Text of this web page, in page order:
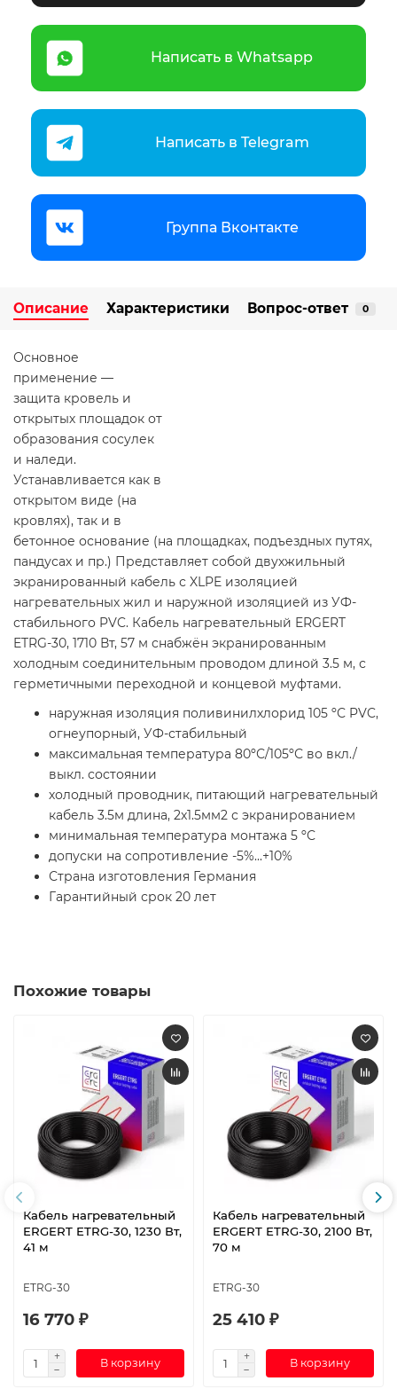
Написать в Whatsapp
Написать в Telegram
Группа Вконтакте
Описание Характеристики Вопрос-ответ 0
Основное
применение —
защита кровель и
открытых площадок от
образования сосулек
и наледи.
Устанавливается как в
открытом виде (на
кровлях), так и в
бетонное основание (на площадках, подъездных путях,
пандусах и пр.) Представляет собой двухжильный
экранированный кабель с XLPE изоляцией
нагревательных жил и наружной изоляцией из УФ-
стабильного PVC. Кабель нагревательный ERGERT
ETRG-30, 1710 Вт, 57 м снабжён экранированным
холодным соединительным проводом длиной 3.5 м, с
герметичными переходной и концевой муфтами.
наружная изоляция поливинилхлорид 105 ºС PVC,
огнеупорный, УФ-стабильный
максимальная температура 80ºС/105ºС во вкл./
выкл. состоянии
холодный проводник, питающий нагревательный
кабель 3.5м длина, 2x1.5мм2 с экранированием
минимальная температура монтажа 5 ºС
допуски на сопротивление -5%...+10%
Страна изготовления Германия
Гарантийный срок 20 лет
Похожие товары
Кабель нагревательный
ERGERT ETRG-30, 1230 Вт,
41 м
ETRG-30
16 770 ₽
В корзину
Кабель нагревательный
ERGERT ETRG-30, 2100 Вт,
70 м
ETRG-30
25 410 ₽
В корзину